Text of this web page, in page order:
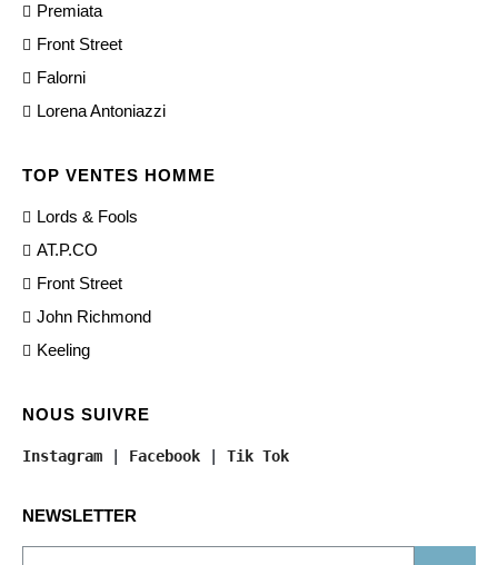
Premiata
Front Street
Falorni
Lorena Antoniazzi
TOP VENTES HOMME
Lords & Fools
AT.P.CO
Front Street
John Richmond
Keeling
NOUS SUIVRE
Instagram Facebook Tik Tok
NEWSLETTER